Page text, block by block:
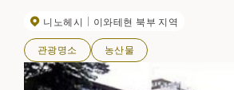
니노헤시
이와테현 북부 지역
관광명소 농산물